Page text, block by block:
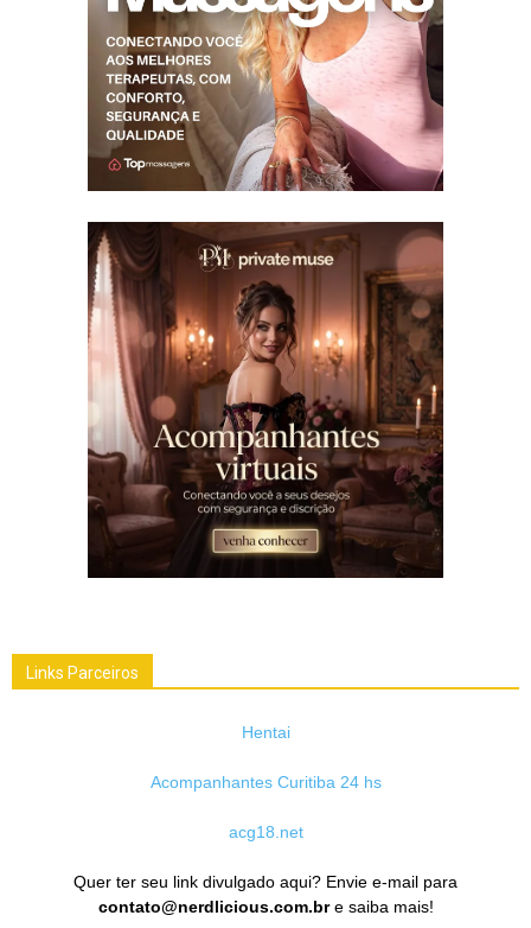
Links Parceiros
Hentai
Acompanhantes Curitiba 24 hs
acg18.net
Quer ter seu link divulgado aqui? Envie e-mail para
contato@nerdlicious.com.bre saiba mais!